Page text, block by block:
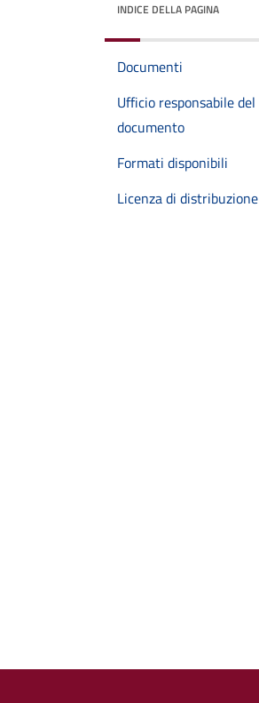
INDICE DELLA PAGINA
Documenti
Ufficio responsabile del
documento
Formati disponibili
Licenza di distribuzione